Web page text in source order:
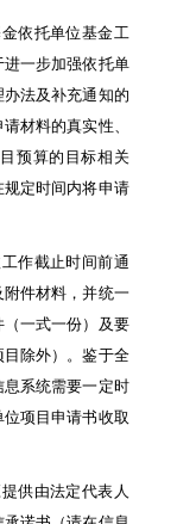
依托单位基金工
一步加强依托单
法及补充通知的
材料的真实性、
预算的目标相关
定时间内将申请
作截止时间前通
件材料，并统一
一式一份）及要
除外）。鉴于全
系统需要一定时
项目申请书收取
供由法定代表人